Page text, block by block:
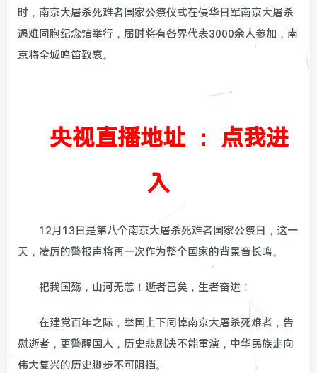
时，南京大屠杀死难者国家公祭仪式在侵华日军南京大屠杀
遇难同胞纪念馆举行，届时将有各界代表3000余人参加，南
京将全城鸣笛致哀。
央视直播地址 ： 点我进
入
12月13日是第八个南京大屠杀死难者国家公祭日，这一
天，凄厉的警报声将再一次作为整个国家的背景音长鸣。
祀我国殇，山河无恙！逝者已矣，生者奋进！
在建党百年之际，举国上下同悼南京大屠杀死难者，告
慰逝者，更警醒国人，历史悲剧决不能重演，中华民族走向
伟大复兴的历史脚步不可阻挡。